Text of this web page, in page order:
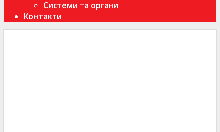
Системи та органи
Контакти